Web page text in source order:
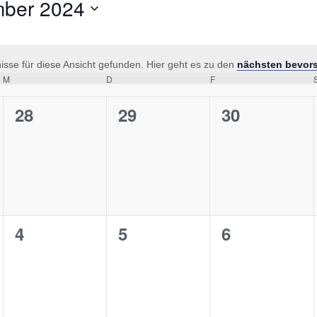
Hinweis
für diese Ansicht gefunden. Hier geht es zu den nächsten
2024
M D FFreitag
0
28
0
29
0
30
0
4
0
5
0
6